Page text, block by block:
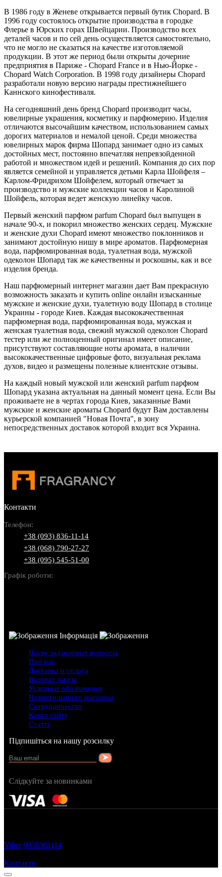
В 1986 году в Женеве открывается первый бутик Chopard. В
1996 году состоялось открытие производства в городке
Флерье в Юрских горах Швейцарии. Производство всех
деталей часов и по сей день осуществляется самостоятельно,
что не могло не сказаться на качестве изготовляемой
продукции. В этот же период были открыты дочерние
предприятия в Париже - Chopard France и в Нью-Йорке -
Chopard Watch Corporation. В 1998 году дизайнеры Chopard
разработали новую версию награды престижнейшего
Каннского кинофестиваля.
На сегодняшний день бренд Chopard производит часы,
ювелирные украшения, косметику и парфюмерию. Изделия
отличаются высочайшим качеством, использованием самых
дорогих материалов и немалой ценой. Среди множества
ювелирных марок фирма Шопард занимает одно из самых
достойных мест, постоянно впечатляя непревзойденной
работой и множеством идей и решений. Компания до сих пор
является семейной и управляется детьми Карла Шойфеля –
Карлом-Фридрихом Шойфелем, который отвечает за
производство и мужские коллекции часов и Каролиной
Шойфель, которая ведет женскую линейку часов.
Первый женский парфюм parfum Chopard был выпущен в
начале 90-х, и покорил множество женских сердец. Мужские
и женские духи Chopard имеют множество поклонников и
занимают достойную нишу в мире ароматов. Парфюмерная
вода, парфюмированная вода, туалетная вода, мужской
одеколон Шопард так же качественны и роскошны, как и все
изделия бренда.
Наш парфюмерный интернет магазин дает Вам прекрасную
возможность заказать и купить online онлайн изысканные
мужские и женские духи, туалетную воду Шопард в столице
Украины - городе Киев. Каждая высококачественная
парфюмерная вода, парфюмированная вода, мужская и
женская туалетная вода, свежий мужской одеколон Chopard
тестер или же полноценный оригинал имеет описание,
присутствуют составляющие ноты аромата, в наличии
высококачественные цифровые фото, визуальная реклама
духов, видео и размещены полезные клиентские отзывы.
На каждый новый мужской или женский parfum парфюм
Шопард указана актуальная на данный момент цена. Если Вы
проживаете не в чертах города Киев, заказанные Вами
мужские и женские ароматы Chopard будут Вам доставлены
курьерской компанией "Новая Почта", в зону
непосредственных доставок которой входит вся Украина.
Контакти
Телефон:
+38 (093) 836-11-14
+38 (068) 790-27-27
+38 (095) 545-51-00
Графік роботи:
Інформація
Часто задаваемые вопросы
Про нас
Доставка и оплата
Возврат заказа
Условные обозначения
Новости нашего магазина
Сотрудничество
Карта сайту
Статті
Підпишіться на нашу розсилку
Слідкуйте за новинками
Viber 0938361114
Контакти